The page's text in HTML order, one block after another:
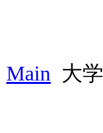
Main 大学